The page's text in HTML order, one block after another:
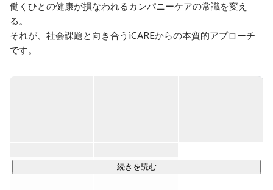
働くひとの健康が損なわれるカンパニーケアの常識を変え
る。
それが、社会課題と向き合うiCAREからの本質的アプローチ
です。
彼らがもっと輝くことで、働くひとの健康に関する環境や仕
続きを読む